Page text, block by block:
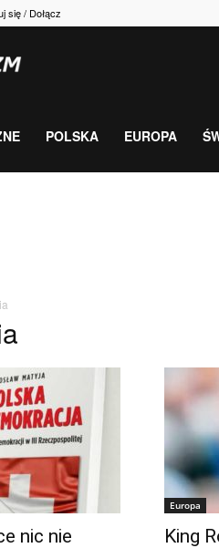
się / Dołącz
gospodarka,
POLSKA EUROPA
nic nie
Europa
King